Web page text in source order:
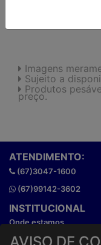
Imagens
Sujeito a
Produtos
preço.
ATENDIMENTO:
(67)3047-1600
(67)99142-3602
INSTITUCIONAL
Onde estamos
Horários de